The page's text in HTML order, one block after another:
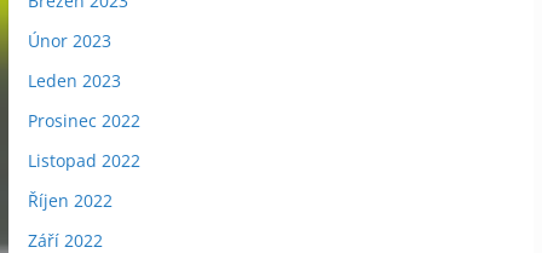
Únor 2023
Leden 2023
Prosinec 2022
Listopad 2022
Říjen 2022
Září 2022